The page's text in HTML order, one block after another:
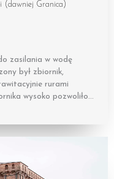
(dawniej Granica)
zasilania w wodę
był zbiornik,
rurami
wysoko pozwoliło…